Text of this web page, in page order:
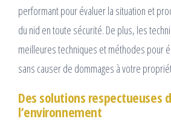
performant pour évaluer la situation et
du nid en toute sécurité. De plus, les
meilleures techniques et méthodes pour
sans causer de dommages à votre
Des solutions respectueuses
l’environnement